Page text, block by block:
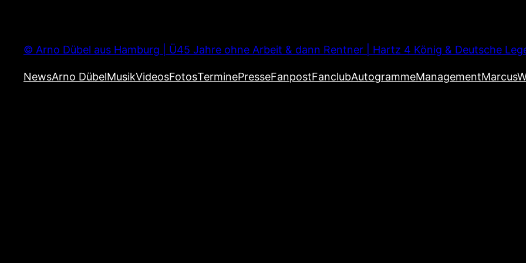
springen
© Arno Dübel aus Hamburg | Ü45 Jahre ohne Arbeit & dann Rentner | Hartz 4 König & Deutsche
NewsArno DübelMusikVideosFotosTerminePresseFanpostFanclubAutogrammeManagement